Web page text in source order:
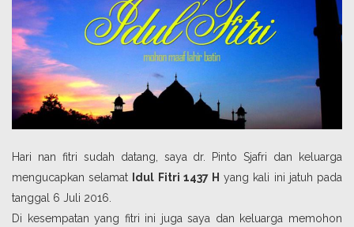
Hari nan fitri sudah datang, saya dr. Pinto Sjafri dan keluarga
mengucapkan selamat
Idul Fitri 1437 H yang kali ini jatuh pada
tanggal 6 Juli 2016.
Di kesempatan yang fitri ini juga saya dan keluarga memohon